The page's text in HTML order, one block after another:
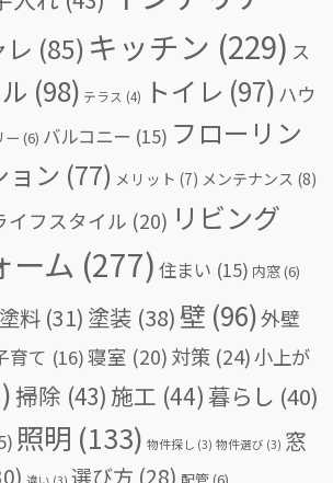
(85) キッチン (229) ス
(98) テラス (4) トイレ (97) ハウ
ー (6) バルコニー (15) フローリン
ョン (77) メリット (7) メンテナンス (8)
イフスタイル (20) リビング
ーム (277) 住まい (15) 内窓(6)
塗料 (31) 塗装 (38) 壁 (96)外壁
育て (16)寝室 (20) 対策 (24)小上が
掃除 (43) 施工 (44) 暮らし (40)
照明 (133) 物件探し (3) 物件選び (3) 窓
違い (3) 選び方 (28) 配管(6)